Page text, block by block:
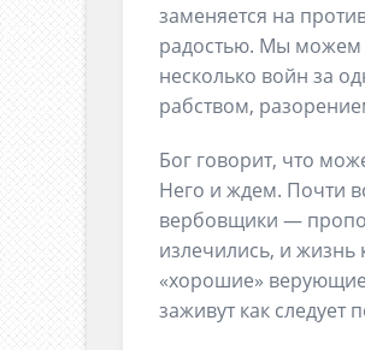
заменяется на
радостью. Мы можем
несколько войн за
рабством,
Бог говорит, что
Него и ждем. Почти
вербовщики —
излечились, и жизнь
«хорошие»
заживут как следует